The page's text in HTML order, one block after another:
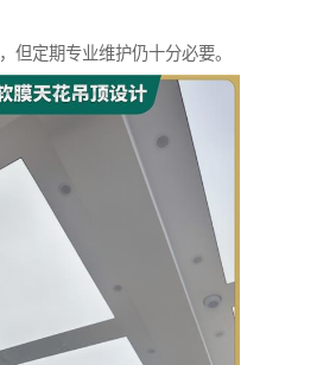
但定期专业维护仍十分必要。